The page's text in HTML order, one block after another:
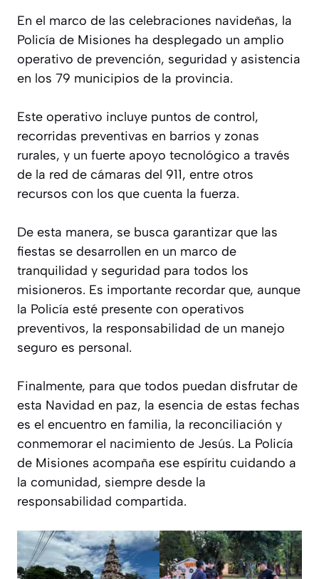
En el marco de las celebraciones navideñas, la
Policía de Misiones ha desplegado un amplio
operativo de prevención, seguridad y asistencia
en los 79 municipios de la provincia.
Este operativo incluye puntos de control,
recorridas preventivas en barrios y zonas
rurales, y un fuerte apoyo tecnológico a través
de la red de cámaras del 911, entre otros
recursos con los que cuenta la fuerza.
De esta manera, se busca garantizar que las
fiestas se desarrollen en un marco de
tranquilidad y seguridad para todos los
misioneros. Es importante recordar que, aunque
la Policía esté presente con operativos
preventivos, la responsabilidad de un manejo
seguro es personal.
Finalmente, para que todos puedan disfrutar de
esta Navidad en paz, la esencia de estas fechas
es el encuentro en familia, la reconciliación y
conmemorar el nacimiento de Jesús. La Policía
de Misiones acompaña ese espíritu cuidando a
la comunidad, siempre desde la
responsabilidad compartida.